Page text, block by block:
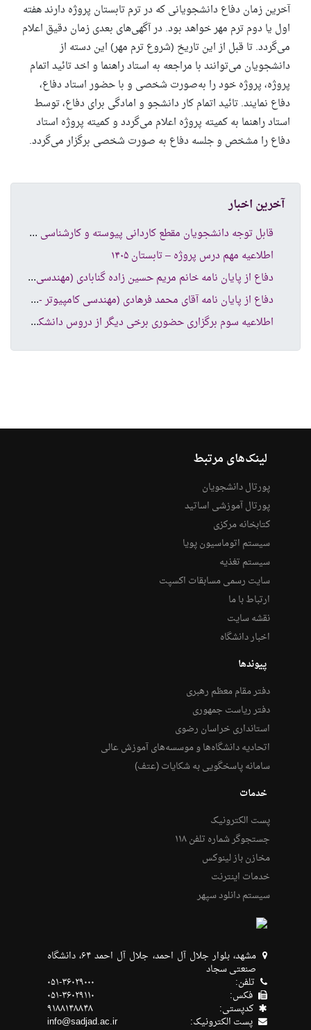
آخرین زمان دفاع دانشجویانی که در ترم تابستان پروژه دارند هفته
اول یا دوم ترم مهر خواهد بود. در آگهی‌های بعدی زمان دقیق اعلام
می‌گردد. تا قبل از این تاریخ (شروع ترم مهر) این دسته از
دانشجویان می‌توانند با مراجعه به استاد راهنما و اخد تائید اتمام
پروژه، پروژه خود را به‌صورت شخصی و با حضور استاد دفاع،
دفاع نمایند. تائید اتمام کار دانشجو و امادگی برای دفاع، توسط
استاد راهنما به کمیته پروژه اعلام می‌گردد و کمیته پروژه استاد
دفاع را مشخص و جلسه دفاع به صورت شخصی برگزار می‌گردد.
آخرین اخبار
قاب
ل توجه دانشجویان مقطع کاردانی پیوسته و کارشناسی ناپیوسته
اطلاعیه مهم درس پروژه – تابستان ۱۴۰۵
دفا
ع از پایان نامه خانم مریم حسین زاده گنابادی (مهندسی کامپیوتر نرم افزار )
دفا
ع از پایان نامه آقای محمد فرهادی (مهندسی کامپیوتر -شبکه های کامپیوتری )
اطل
اعیه سوم برگزاری حضوری برخی دیگر از دروس دانشکده کامپیوتر و فناوری اطلاعات
لینک‌های مرتبط
پورتال دانشجویان
پورتال آموزشی اساتید
کتابخانه مرکزی
سیستم اتوماسیون پویا
سیستم تغذیه
سایت رسمی مسابقات اکسپت
ارتباط با ما
نقشه سایت
اخبار دانشگاه
پیوندها
دفتر مقام معظم رهبری
دفتر ریاست جمهوری
استانداری خراسان رضوی
اتحادیه دانشگاه‌ها و موسسه‌های آموزش عالی
سامانه پاسخگویی به شکایات (عتف)
خدمات
پست الکترونیک
جستجوگر شماره تلفن ۱۱۸
مخازن باز لینوکس
خدمات اینترنت
سیستم دانلود سپهر
مشهد، بلوار جلال آل احمد، جلال آل احمد ۶۴، دانشگاه
صنعتی سجاد
تلفن: ۰۵۱-۳۶۰۲۹۰۰۰
فکس: ۰۵۱-۳۶۰۲۹۱۱۰
كدپستی: ۹۱۸۸۱۴۸۸۴۸
پست الکترونیک: info@sadjad.ac.ir